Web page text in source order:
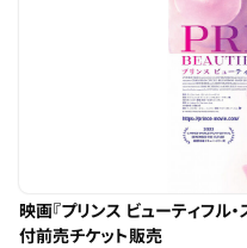
映画『プリンス ビューティフル
付前売チケット販売